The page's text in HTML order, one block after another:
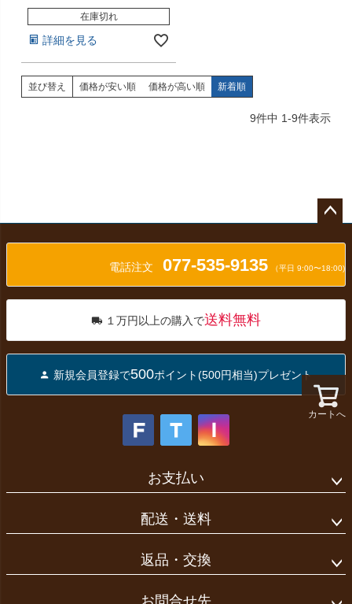
在庫切れ
詳細を見る
並び替え 価格が安い順 価格が高い順 新着順
9件中 1-9件表示
カートへ
ップ
電話注文 077-535-9135 （平日 9:00〜18:00)
１万円以上の購入で送料無料
新規会員登録で500ポイント(500円相当)プレゼント
お支払い
配送・送料
返品・交換